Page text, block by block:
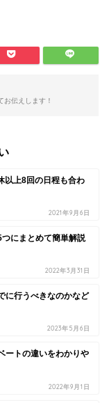
伝えします！
以上8回の日程も合わ
2021年9月6日
にまとめて簡単解説
2022年3月31日
に行うべきなのかなど
2023年5月6日
ートの違いをわかりや
2022年9月1日